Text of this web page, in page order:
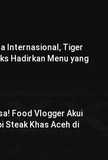
Internasional, Tiger
Hadirkan Menu yang
Food Vlogger Akui
Steak Khas Aceh di